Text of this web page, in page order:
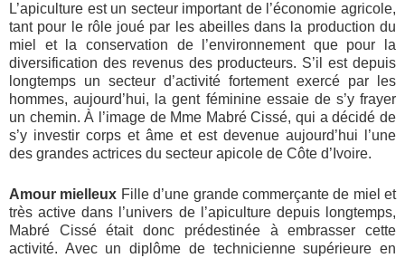
L’apiculture est un secteur important de l’économie agricole,
tant pour le rôle joué par les abeilles dans la production du
miel et la conservation de l’environnement que pour la
diversification des revenus des producteurs. S’il est depuis
longtemps un secteur d’activité fortement exercé par les
hommes, aujourd’hui, la gent féminine essaie de s’y frayer
un chemin. À l’image de Mme Mabré Cissé, qui a décidé de
s’y investir corps et âme et est devenue aujourd’hui l’une
des grandes actrices du secteur apicole de Côte d’Ivoire.
Amour mielleux Fille d’une grande commerçante de miel et
très active dans l’univers de l’apiculture depuis longtemps,
Mabré Cissé était donc prédestinée à embrasser cette
activité. Avec un diplôme de technicienne supérieure en